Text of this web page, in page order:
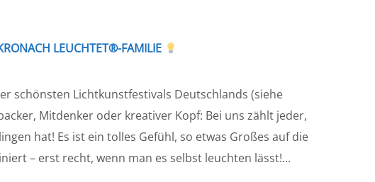
LEUCHTET®-FAMILIE
schönsten Lichtkunstfestivals Deutschlands (siehe
Mitdenker oder kreativer Kopf: Bei uns zählt jeder,
hat! Es ist ein tolles Gefühl, so etwas Großes auf die
– erst recht, wenn man es selbst leuchten lässt!...